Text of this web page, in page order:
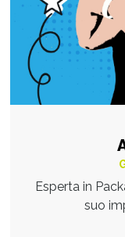
Esperta in
suo